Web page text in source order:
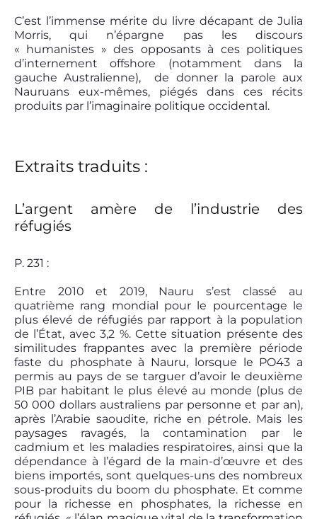
C’est l’immense mérite du livre décapant de Julia
Morris, qui n’épargne pas les discours
« humanistes » des opposants à ces politiques
d’internement offshore (notamment dans la
gauche Australienne), de donner la parole aux
Nauruans eux-mêmes, piégés dans ces récits
produits par l’imaginaire politique occidental.
Extraits traduits :
L’argent amère de l’industrie des
réfugiés
P. 231 :
Entre 2010 et 2019, Nauru s’est classé au
quatrième rang mondial pour le pourcentage le
plus élevé de réfugiés par rapport à la population
de l’État, avec 3,2 %. Cette situation présente des
similitudes frappantes avec la première période
faste du phosphate à Nauru, lorsque le PO43 a
permis au pays de se targuer d’avoir le deuxième
PIB par habitant le plus élevé au monde (plus de
50 000 dollars australiens par personne et par an),
après l’Arabie saoudite, riche en pétrole. Mais les
paysages ravagés, la contamination par le
cadmium et les maladies respiratoires, ainsi que la
dépendance à l’égard de la main-d’œuvre et des
biens importés, sont quelques-uns des nombreux
sous-produits du boom du phosphate. Et comme
pour la richesse en phosphates, la richesse en